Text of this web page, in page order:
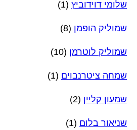
שלומי דוידוביץ (1)
שמוליק הופמן (8)
שמוליק לוטרמן (10)
שמחה ציטרנבוים (1)
שמעון קליין (2)
שניאור בלום (1)